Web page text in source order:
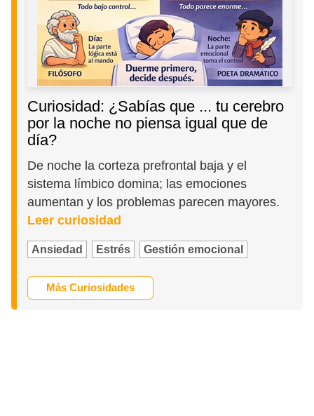
Curiosidad: ¿Sabías que ... tu cerebro
por la noche no piensa igual que de
día?
De noche la corteza prefrontal baja y el
sistema límbico domina; las emociones
aumentan y los problemas parecen mayores.
Leer curiosidad
Ansiedad Estrés Gestión emocional
Más Curiosidades